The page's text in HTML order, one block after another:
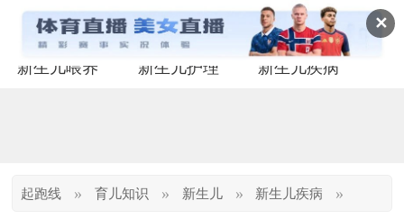
✕
新生儿喂养 新生儿护理 新生儿疾病
起跑线 » 育儿知识 » 新生儿 » 新生儿疾病 »